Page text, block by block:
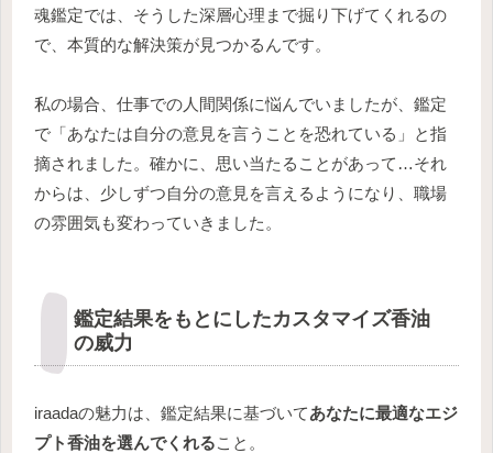
魂鑑定では、そうした深層心理まで掘り下げてくれるの
で、本質的な解決策が見つかるんです。
私の場合、仕事での人間関係に悩んでいましたが、鑑定
で「あなたは自分の意見を言うことを恐れている」と指
摘されました。確かに、思い当たることがあって…それ
からは、少しずつ自分の意見を言えるようになり、職場
の雰囲気も変わっていきました。
鑑定結果をもとにしたカスタマイズ香油
の威力
iraadaの魅力は、鑑定結果に基づいてあなたに最適なエジ
プト香油を選んでくれること。